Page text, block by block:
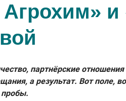
партнёрские
а результат. Вот поле,